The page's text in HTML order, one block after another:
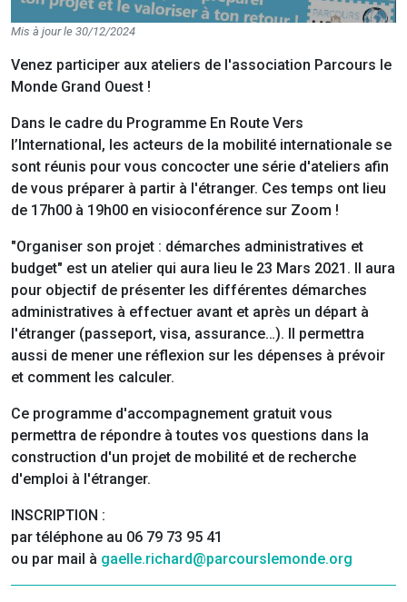
Mis à jour le 30/12/2024
Venez participer aux ateliers de l'association Parcours le
Monde Grand Ouest !
Dans le cadre du Programme En Route Vers
l’International, les acteurs de la mobilité internationale se
sont réunis pour vous concocter une série d'ateliers afin
de vous préparer à partir à l'étranger. Ces temps ont lieu
de 17h00 à 19h00 en visioconférence sur Zoom !
"Organiser son projet : démarches administratives et
budget" est un atelier qui aura lieu le 23 Mars 2021. Il aura
pour objectif de présenter les différentes démarches
administratives à effectuer avant et après un départ à
l'étranger (passeport, visa, assurance…). Il permettra
aussi de mener une réflexion sur les dépenses à prévoir
et comment les calculer.
Ce programme d'accompagnement gratuit vous
permettra de répondre à toutes vos questions dans la
construction d'un projet de mobilité et de recherche
d'emploi à l'étranger.
INSCRIPTION :
par téléphone au 06 79 73 95 41
ou par mail à gaelle.richard@parcourslemonde.org